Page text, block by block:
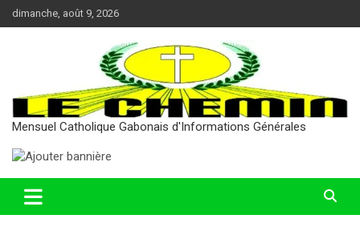
Aller
au
dimanche, août 9, 2026
Mensuel Catholique Gabonais d'Informations Générales